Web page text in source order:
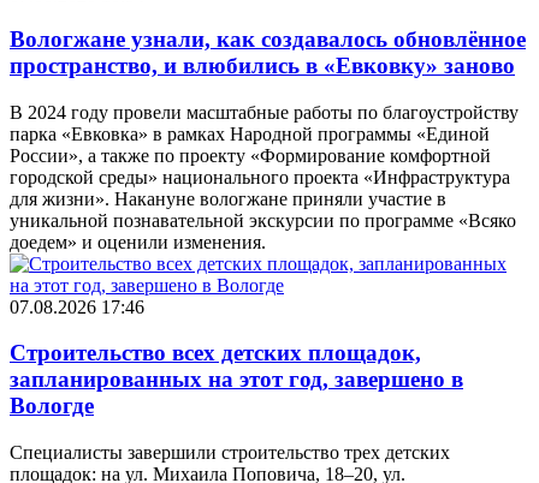
Вологжане узнали, как создавалось обновлённое
пространство, и влюбились в «Евковку» заново
В 2024 году провели масштабные работы по благоустройству
парка «Евковка» в рамках Народной программы «Единой
России», а также по проекту «Формирование комфортной
городской среды» национального проекта «Инфраструктура
для жизни». Накануне вологжане приняли участие в
уникальной познавательной экскурсии по программе «Всяко
доедем» и оценили изменения.
07.08.2026 17:46
Строительство всех детских площадок,
запланированных на этот год, завершено в
Вологде
Специалисты завершили строительство трех детских
площадок: на ул. Михаила Поповича, 18–20, ул.